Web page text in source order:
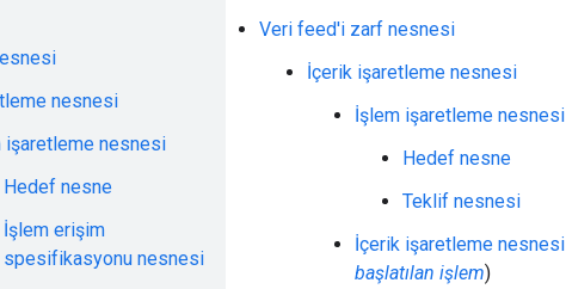
nesnesi
işaretleme nesnesi
Hedef nesne
İşlem erişim
spesifikasyonu nesnesi
Veri feed'i zarf nesnesi
İçerik işaretleme nesnesi
İşlem işaretleme nesnesi
Hedef nesne
Teklif nesnesi
İçerik işaretleme nesnesi
başlatılan işlem)